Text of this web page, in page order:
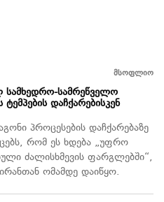
მსოფლიო
სამხედრო-სამრეწველო
დაჩქარებისკენ
პროცესების დაჩქარებაზე
რომ ეს ხდება „უფრო
ძალისხმევის ფარგლებში“,
ომამდე დაიწყო.